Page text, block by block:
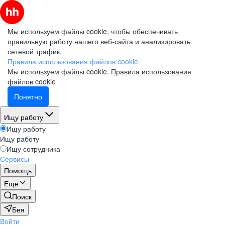
Мы используем файлы cookie, чтобы обеспечивать
правильную работу нашего веб-сайта и анализировать
сетевой трафик.
Правила использования файлов cookie
Мы используем файлы cookie. Правила использования
файлов cookie
Понятно
Ищу работу
Ищу работу
Ищу работу
Ищу сотрудника
Сервисы
Помощь
Ещё
Поиск
Бея
Войти